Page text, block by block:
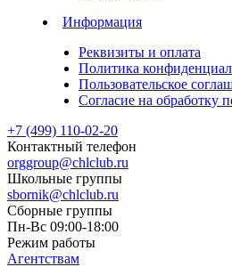
Информация
Реквизиты и оплата
Политика
Пользовательское
Согласие на обработку
+7 (499) 110-02-20
Контактный телефон
orggroup@chlclub.ru
Школьные группы
sbornik@chlclub.ru
Сборные группы
Пн-Вс 09:00-18:00
Режим работы
Агентствам